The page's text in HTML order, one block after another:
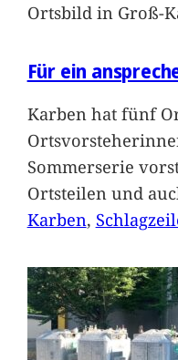
Ortsbild in Groß-
Für ein
Karben hat fünf
Sommerserie
Ortsteilen und
Karben,